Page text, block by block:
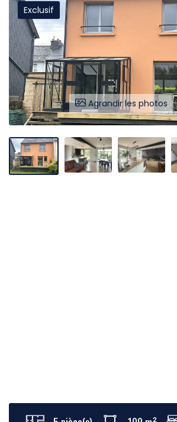
Liens utiles Partenaires Nos avis
Agrandir les photos
Exclusif